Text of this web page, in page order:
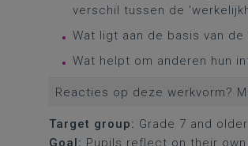
verschil tussen de
Wat ligt aan de basis van
Wat helpt om anderen hun
Reacties op deze werkvorm?
Target group: Grade 7 and
Goal: Pupils reflect on their